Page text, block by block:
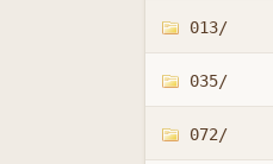
013/
035/
072/